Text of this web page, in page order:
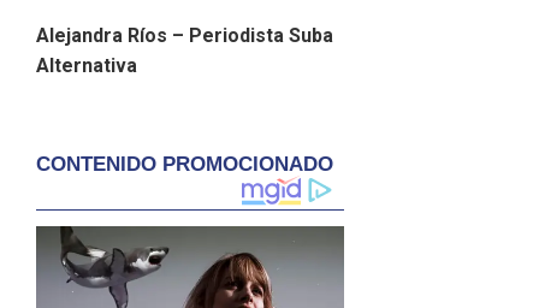
Alejandra Ríos – Periodista Suba
Alternativa